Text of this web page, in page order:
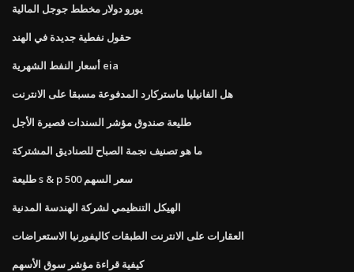
يورو دولار مخطط جوجل المالية
حقول نفطية جديدة في الهند
أسعار النفط الشهرية eia
هل الفانيليا ماستركارد المدفوعة مسبقا على الانترنت
طليعة صندوق مؤشر السندات قصيرة الأجل
ما هو تصنيف نجمة الصباح للصناديق المشتركة
طليعة s & p 500 سعر السهم
الهيكل التنظيمي لشركة الهندسة المدنية
العقارات على الانترنت الطبقات كاليفورنيا الاستعراضات
كيفية قراءة مؤشر سوق الأسهم